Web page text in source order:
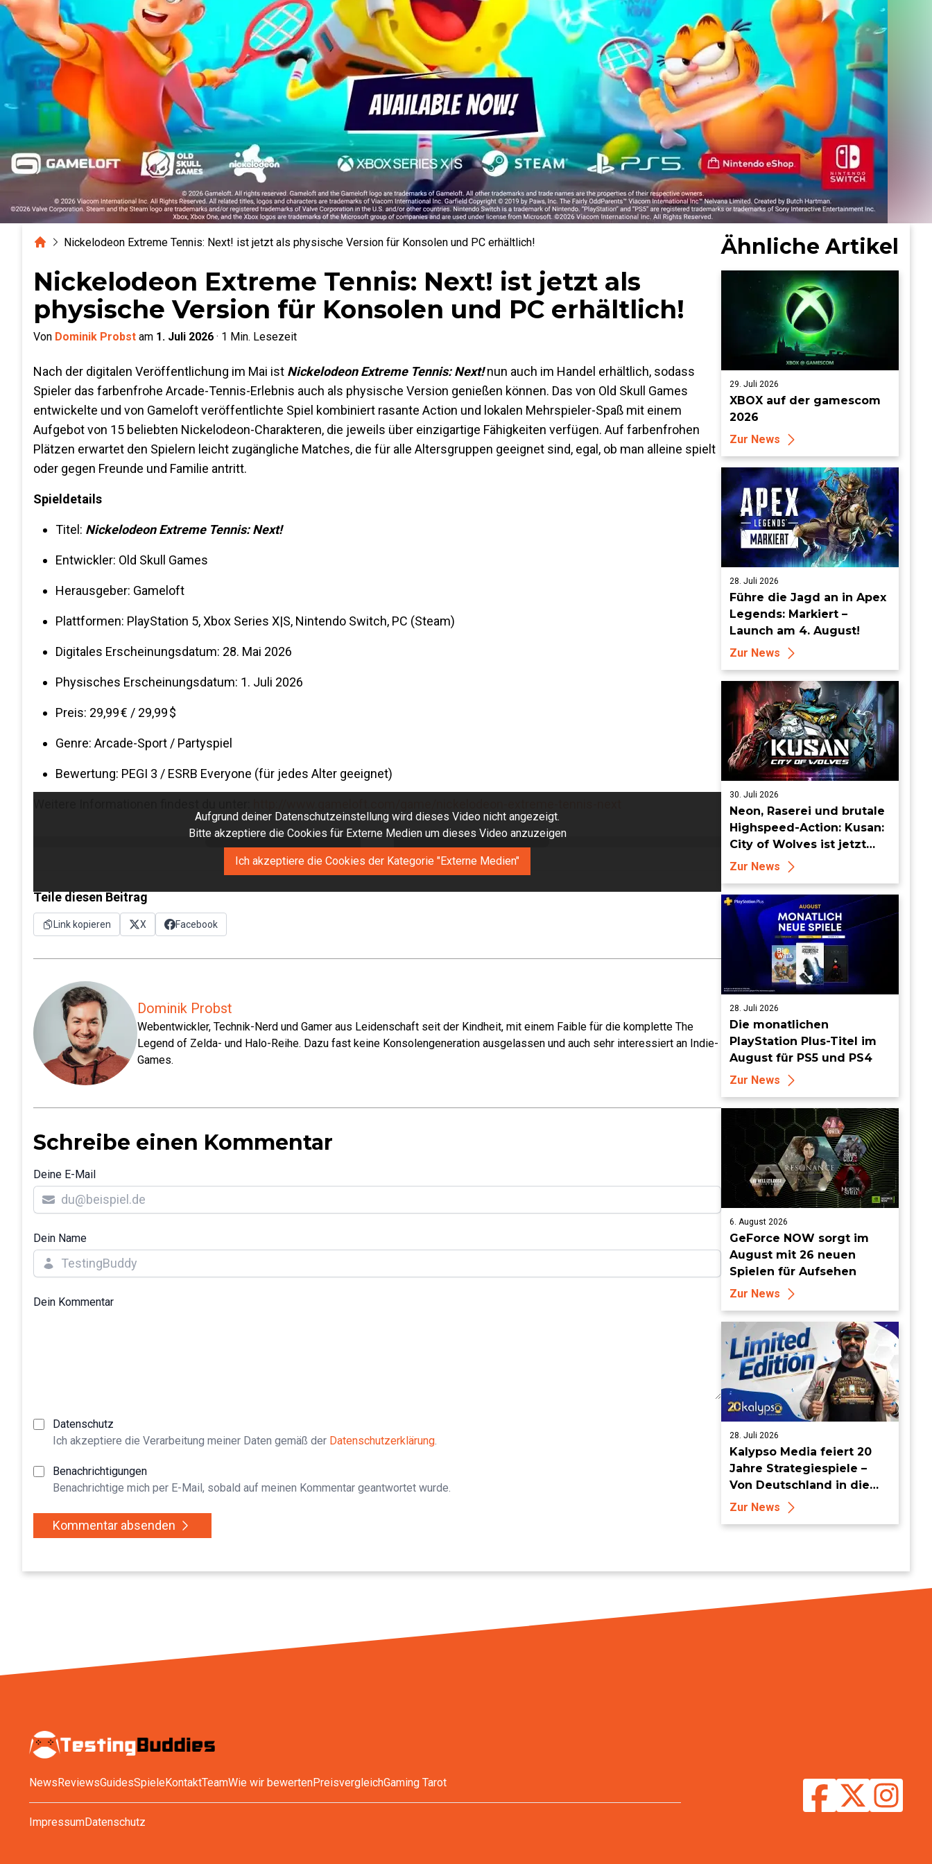
HomeNickelodeon Extreme Tennis: Next! ist jetzt als physische Version für Konsolen und PC erhältlich!
Nickelodeon Extreme Tennis: Next! ist jetzt als
physische Version für Konsolen und PC erhältlich!
Von Dominik Probst am 1. Juli 2026 · 1 Min. Lesezeit
Nach der digitalen Veröffentlichung im Mai ist Nickelodeon Extreme Tennis: Next!nun auch im Handel erhältlich, sodass
Spieler das farbenfrohe Arcade-Tennis-Erlebnis auch als physische Version genießen können. Das von Old Skull Games
entwickelte und von Gameloft veröffentlichte Spiel kombiniert rasante Action und lokalen Mehrspieler-Spaß mit einem
Aufgebot von 15 beliebten Nickelodeon-Charakteren, die jeweils über einzigartige Fähigkeiten verfügen. Auf farbenfrohen
Plätzen erwartet den Spielern leicht zugängliche Matches, die für alle Altersgruppen geeignet sind, egal, ob man alleine spielt
oder gegen Freunde und Familie antritt.
Spieldetails
Titel: Nickelodeon Extreme Tennis: Next!
Entwickler: Old Skull Games
Herausgeber: Gameloft
Plattformen: PlayStation 5, Xbox Series X|S, Nintendo Switch, PC (Steam)
Digitales Erscheinungsdatum: 28. Mai 2026
Physisches Erscheinungsdatum: 1. Juli 2026
Preis: 29,99 € / 29,99 $
Genre: Arcade-Sport / Partyspiel
Bewertung: PEGI 3 / ESRB Everyone (für jedes Alter geeignet)
Aufgrund deiner Datenschutzeinstellung wird dieses Video nicht angezeigt.
Bitte akzeptiere die Cookies für Externe Medien um dieses Video anzuzeigen
Ich akzeptiere die Cookies der Kategorie "Externe Medien"
Teile diesen Beitrag
Link kopieren X Facebook
Dominik Probst
Webentwickler, Technik-Nerd und Gamer aus Leidenschaft seit der Kindheit, mit einem Faible für die komplette The
Legend of Zelda- und Halo-Reihe. Dazu fast keine Konsolengeneration ausgelassen und auch sehr interessiert an Indie-
Games.
Schreibe einen Kommentar
Deine E-Mail
Dein Name
Dein Kommentar
Datenschutz
Ich akzeptiere die Verarbeitung meiner Daten gemäß der Datenschutzerklärung.
Benachrichtigungen
Benachrichtige mich per E-Mail, sobald auf meinen Kommentar geantwortet wurde.
Kommentar absenden
Ähnliche Artikel
29. Juli 2026
XBOX auf der gamescom
2026
Zur News
28. Juli 2026
Führe die Jagd an in Apex
Legends: Markiert –
Launch am 4. August!
Zur News
30. Juli 2026
Neon, Raserei und brutale
Highspeed-Action: Kusan:
City of Wolves ist jetzt
erhältlich!
Zur News
28. Juli 2026
Die monatlichen
PlayStation Plus-Titel im
August für PS5 und PS4
Zur News
6. August 2026
GeForce NOW sorgt im
August mit 26 neuen
Spielen für Aufsehen
Zur News
28. Juli 2026
Kalypso Media feiert 20
Jahre Strategiespiele –
Von Deutschland in die
Welt
Zur News
News ReviewsGuidesSpieleKontaktTeamWie wir bewertenPreisvergleichGaming Tarot
ImpressumDatenschutz